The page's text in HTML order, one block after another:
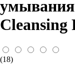
Cleansing
(18)